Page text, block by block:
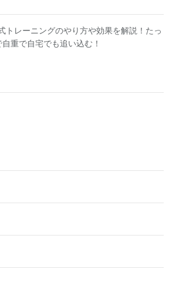
トレーニングのやり方や効果を解説！たっ
重で自宅でも追い込む！